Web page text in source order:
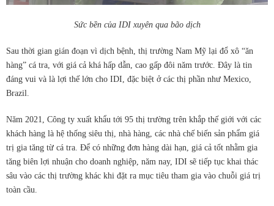
Sức bền của IDI xuyên qua bão dịch
Sau thời gian gián đoạn vì dịch bệnh, thị trường Nam Mỹ lại đổ xô “ăn
hàng” cá tra, với giá cả khá hấp dẫn, cao gấp đôi năm trước. Đây là tin
đáng vui và là lợi thế lớn cho IDI, đặc biệt ở các thị phần như Mexico,
Brazil.
Năm 2021, Công ty xuất khẩu tới 95 thị trường trên khắp thế giới với các
khách hàng là hệ thống siêu thị, nhà hàng, các nhà chế biến sản phẩm giá
trị gia tăng từ cá tra. Để có những đơn hàng dài hạn, giá cả tốt nhằm gia
tăng biên lợi nhuận cho doanh nghiệp, năm nay, IDI sẽ tiếp tục khai thác
sâu vào các thị trường khác khi đặt ra mục tiêu tham gia vào chuỗi giá trị
toàn cầu.